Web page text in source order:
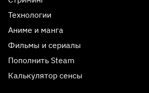
Технологии
Аниме и манга
Фильмы и сериалы
Пополнить Steam
Калькулятор сенсы